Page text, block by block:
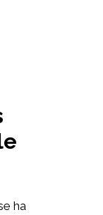
ha